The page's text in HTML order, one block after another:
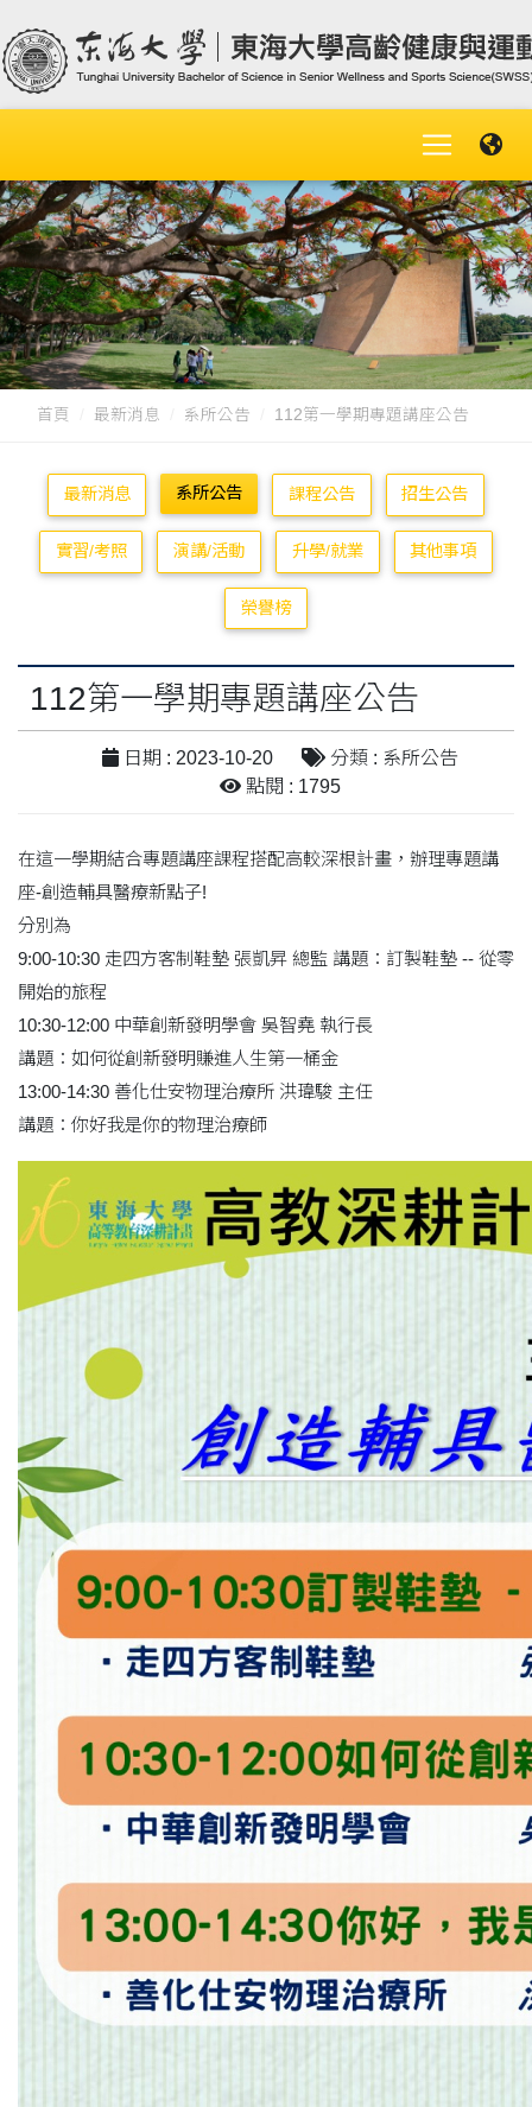
首頁 最新消息 系所公告 112第一學期專題講座公告
最新消息 系所公告 課程公告 招生公告
實習/考照 演講/活動 升學/就業 其他事項
榮譽榜
112第一學期專題講座公告
日期 : 2023-10-20
分類 : 系所公告
點閱 : 1795
在這一學期結合專題講座課程搭配高較深根計畫，辦理專題講
座-創造輔具醫療新點子!
分別為
9:00-10:30 走四方客制鞋墊 張凱昇 總監 講題：訂製鞋墊 -- 從零
開始的旅程
10:30-12:00 中華創新發明學會 吳智堯 執行長
講題：如何從創新發明賺進人生第一桶金
13:00-14:30 善化仕安物理治療所 洪瑋駿 主任
講題：你好我是你的物理治療師